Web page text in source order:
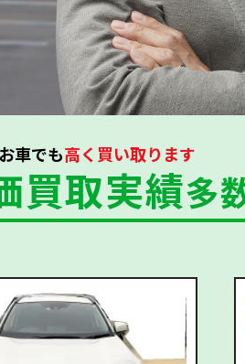
車でも高く買い取ります
買取実績多